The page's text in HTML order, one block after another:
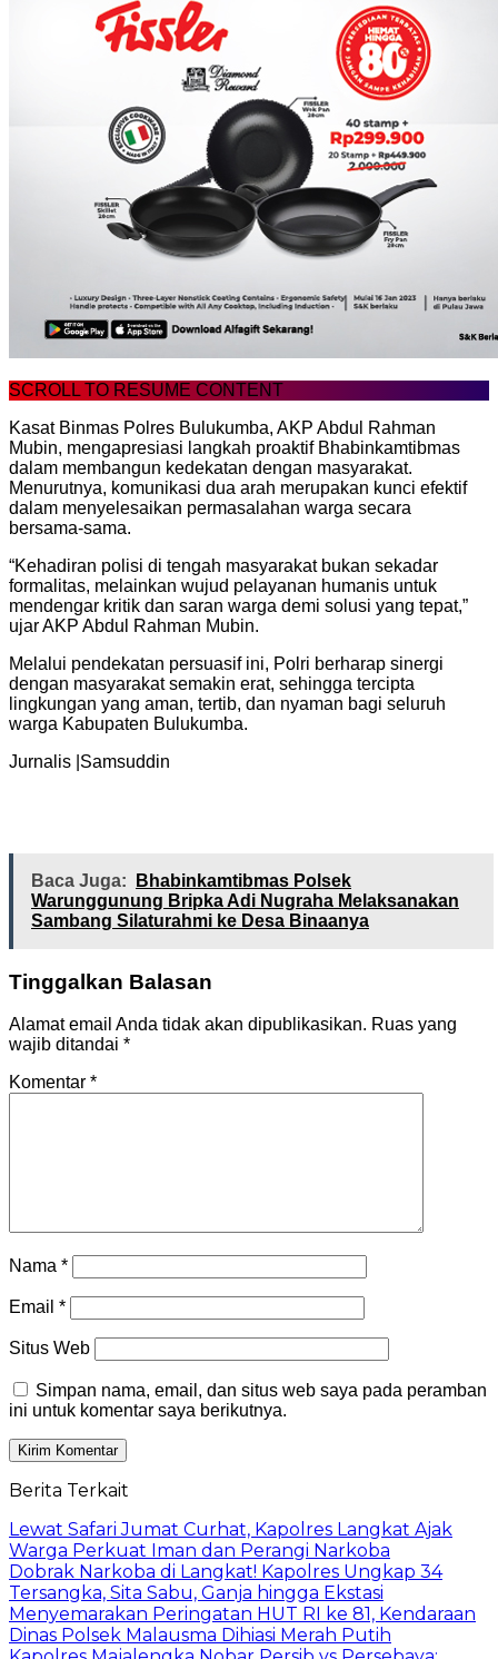
SCROLL TO RESUME CONTENT
Kasat Binmas Polres Bulukumba, AKP Abdul Rahman
Mubin, mengapresiasi langkah proaktif Bhabinkamtibmas
dalam membangun kedekatan dengan masyarakat.
Menurutnya, komunikasi dua arah merupakan kunci efektif
dalam menyelesaikan permasalahan warga secara
bersama-sama.
“Kehadiran polisi di tengah masyarakat bukan sekadar
formalitas, melainkan wujud pelayanan humanis untuk
mendengar kritik dan saran warga demi solusi yang tepat,”
ujar AKP Abdul Rahman Mubin.
Melalui pendekatan persuasif ini, Polri berharap sinergi
dengan masyarakat semakin erat, sehingga tercipta
lingkungan yang aman, tertib, dan nyaman bagi seluruh
warga Kabupaten Bulukumba.
Jurnalis |Samsuddin
Baca Juga:
Bhabinkamtibmas Polsek
Warunggunung Bripka Adi Nugraha Melaksanakan
Sambang Silaturahmi ke Desa Binaanya
Tinggalkan Balasan
Alamat email Anda tidak akan dipublikasikan. Ruas yang
wajib ditandai *
Komentar *
Nama *
Email *
Situs Web
Simpan nama, email, dan situs web saya pada peramban
ini untuk komentar saya berikutnya.
Berita Terkait
Lewat Safari Jumat Curhat, Kapolres Langkat Ajak
Warga Perkuat Iman dan Perangi Narkoba
Dobrak Narkoba di Langkat! Kapolres Ungkap 34
Tersangka, Sita Sabu, Ganja hingga Ekstasi
Menyemarakan Peringatan HUT RI ke 81, Kendaraan
Dinas Polsek Malausma Dihiasi Merah Putih